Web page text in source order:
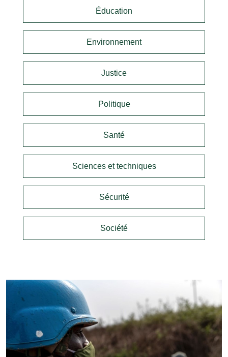
Éducation
Environnement
Justice
Politique
Santé
Sciences et techniques
Sécurité
Société